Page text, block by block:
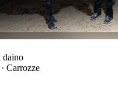
daino
Carrozze